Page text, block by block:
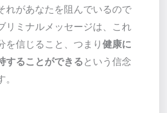
れがあなたを阻んでいるので
リミナルメッセージは、これ
を信じること、つまり健康に
することができる という信念
。